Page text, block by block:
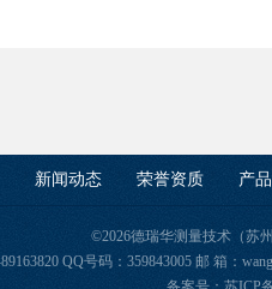
新闻动态 荣誉资质 产
©2026德瑞华测量技术（苏
QQ号码：359843005 邮 箱：